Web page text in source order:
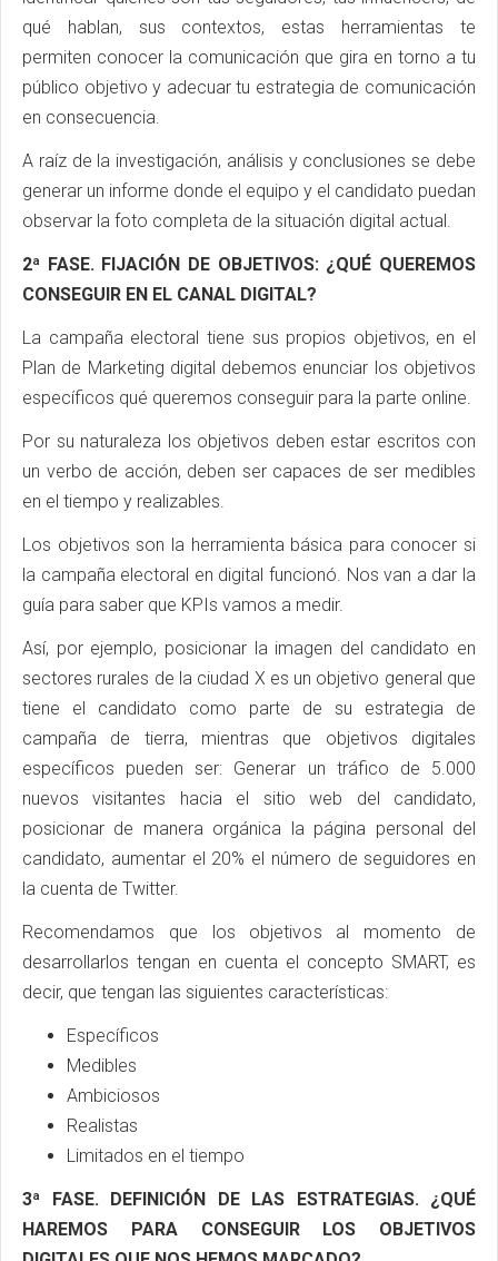
qué hablan, sus contextos, estas herramientas te
permiten conocer la comunicación que gira en torno a tu
público objetivo y adecuar tu estrategia de comunicación
en consecuencia.
A raíz de la investigación, análisis y conclusiones se debe
generar un informe donde el equipo y el candidato puedan
observar la foto completa de la situación digital actual.
2ª FASE. FIJACIÓN DE OBJETIVOS: ¿QUÉ QUEREMOS
CONSEGUIR EN EL CANAL DIGITAL?
La campaña electoral tiene sus propios objetivos, en el
Plan de Marketing digital debemos enunciar los objetivos
específicos qué queremos conseguir para la parte online.
Por su naturaleza los objetivos deben estar escritos con
un verbo de acción, deben ser capaces de ser medibles
en el tiempo y realizables.
Los objetivos son la herramienta básica para conocer si
la campaña electoral en digital funcionó. Nos van a dar la
guía para saber que KPIs vamos a medir.
Así, por ejemplo, posicionar la imagen del candidato en
sectores rurales de la ciudad X es un objetivo general que
tiene el candidato como parte de su estrategia de
campaña de tierra, mientras que objetivos digitales
específicos pueden ser: Generar un tráfico de 5.000
nuevos visitantes hacia el sitio web del candidato,
posicionar de manera orgánica la página personal del
candidato, aumentar el 20% el número de seguidores en
la cuenta de Twitter.
Recomendamos que los objetivos al momento de
desarrollarlos tengan en cuenta el concepto SMART, es
decir, que tengan las siguientes características:
Específicos
Medibles
Ambiciosos
Realistas
Limitados en el tiempo
3ª FASE. DEFINICIÓN DE LAS ESTRATEGIAS. ¿QUÉ
HAREMOS PARA CONSEGUIR LOS OBJETIVOS